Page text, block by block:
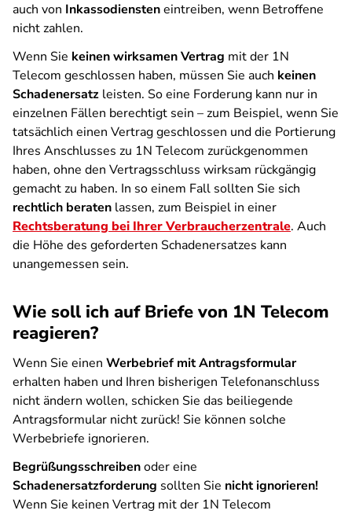
auch von Inkassodiensteneintreiben, wenn Betroffene
nicht zahlen.
Wenn Sie keinen wirksamen Vertrag mit der 1N
Telecom geschlossen haben, müssen Sie auch keinen
Schadenersatz leisten. So eine Forderung kann nur in
einzelnen Fällen berechtigt sein – zum Beispiel, wenn Sie
tatsächlich einen Vertrag geschlossen und die Portierung
Ihres Anschlusses zu 1N Telecom zurückgenommen
haben, ohne den Vertragsschluss wirksam rückgängig
gemacht zu haben. In so einem Fall sollten Sie sich
rechtlich beraten lassen, zum Beispiel in einer
Rechtsberatung bei Ihrer Verbraucherzentrale. Auch
die Höhe des geforderten Schadenersatzes kann
unangemessen sein.
Wie soll ich auf Briefe von 1N Telecom
reagieren?
Wenn Sie einen Werbebrief mit Antragsformular
erhalten haben und Ihren bisherigen Telefonanschluss
nicht ändern wollen, schicken Sie das beiliegende
Antragsformular nicht zurück! Sie können solche
Werbebriefe ignorieren.
Begrüßungsschreibenoder eine
Schadenersatzforderung sollten Sie nicht ignorieren!
Wenn Sie keinen Vertrag mit der 1N Telecom